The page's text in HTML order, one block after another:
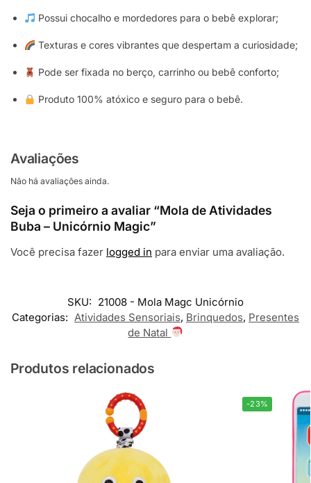
Possui chocalho e mordedores para o bebê explorar;
Texturas e cores vibrantes que despertam a curiosidade;
Pode ser fixada no berço, carrinho ou bebê conforto;
Produto 100% atóxico e seguro para o bebê.
Avaliações
Não há avaliações ainda.
Seja o primeiro a avaliar “Mola de Atividades
Buba – Unicórnio Magic”
Você precisa fazer logged in para enviar uma avaliação.
SKU: 21008 - Mola Magc Unicórnio
Categorias: Atividades Sensoriais, Brinquedos, Presentes
de Natal
Produtos relacionados
-23%